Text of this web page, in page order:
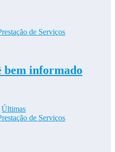
de Serviços
bem informado
Últimas
de Serviços